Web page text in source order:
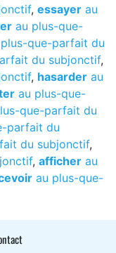
, essayer au
au plus-que-
que-parfait du
du subjonctif,
, hasarder au
au plus-que-
que-parfait du
parfait du
du subjonctif,
, afficher au
au plus-que-